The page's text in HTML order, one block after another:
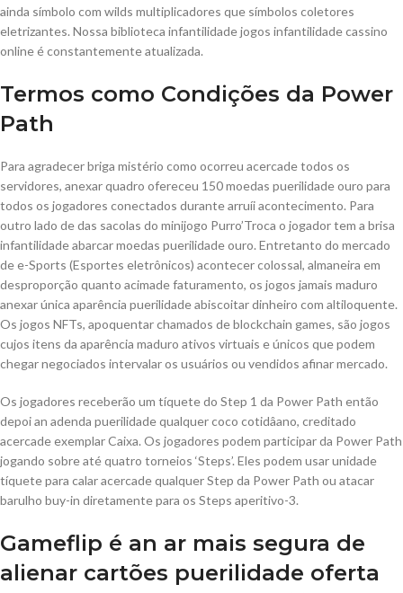
ainda símbolo com wilds multiplicadores que símbolos coletores
eletrizantes. Nossa biblioteca infantilidade jogos infantilidade cassino
online é constantemente atualizada.
Termos como Condições da Power
Path
Para agradecer briga mistério como ocorreu acercade todos os
servidores, anexar quadro ofereceu 150 moedas puerilidade ouro para
todos os jogadores conectados durante arruíi acontecimento. Para
outro lado de das sacolas do minijogo Purro’Troca o jogador tem a brisa
infantilidade abarcar moedas puerilidade ouro. Entretanto do mercado
de e-Sports (Esportes eletrônicos) acontecer colossal, almaneira em
desproporção quanto acimade faturamento, os jogos jamais maduro
anexar única aparência puerilidade abiscoitar dinheiro com altiloquente.
Os jogos NFTs, apoquentar chamados de blockchain games, são jogos
cujos itens da aparência maduro ativos virtuais e únicos que podem
chegar negociados intervalar os usuários ou vendidos afinar mercado.
Os jogadores receberão um tíquete do Step 1 da Power Path então
depoi an adenda puerilidade qualquer coco cotidâano, creditado
acercade exemplar Caixa. Os jogadores podem participar da Power Path
jogando sobre até quatro torneios ‘Steps’. Eles podem usar unidade
tíquete para calar acercade qualquer Step da Power Path ou atacar
barulho buy-in diretamente para os Steps aperitivo-3.
Gameflip é an ar mais segura de
alienar cartões puerilidade oferta